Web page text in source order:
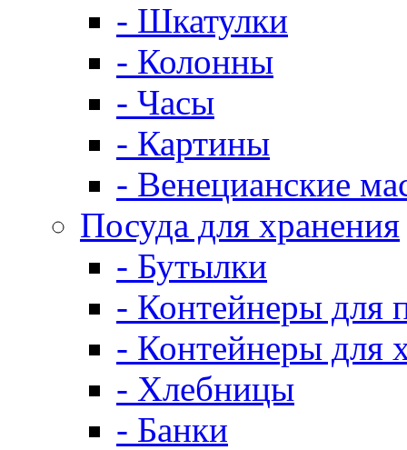
- Шкатулки
- Колонны
- Часы
- Картины
- Венецианские
Посуда для хранения
- Бутылки
- Контейнеры для
- Контейнеры для
- Хлебницы
- Банки